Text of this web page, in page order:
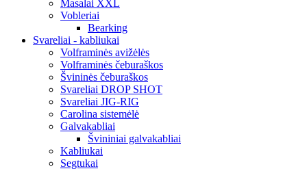
Masalai XXL
Vobleriai
Bearking
Svareliai - kabliukai
Volframinės avižėlės
Volframinės čeburaškos
Švininės čeburaškos
Svareliai DROP SHOT
Svareliai JIG-RIG
Carolina sistemėlė
Galvakabliai
Švininiai galvakabliai
Kabliukai
Segtukai